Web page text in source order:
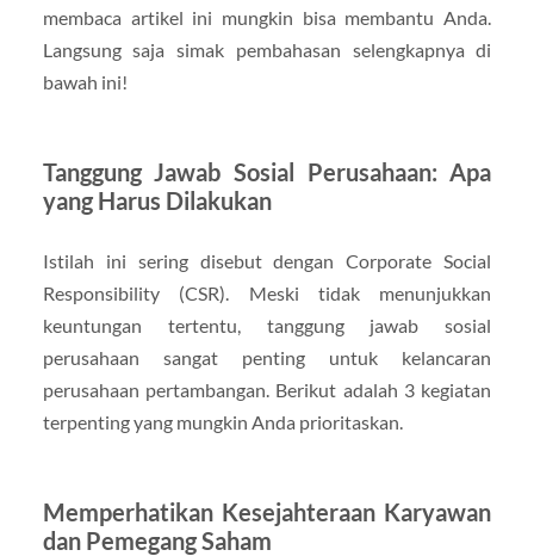
membaca artikel ini mungkin bisa membantu Anda.
Langsung saja simak pembahasan selengkapnya di
bawah ini!
Tanggung Jawab Sosial Perusahaan: Apa
yang Harus Dilakukan
Istilah ini sering disebut dengan Corporate Social
Responsibility (CSR). Meski tidak menunjukkan
keuntungan tertentu, tanggung jawab sosial
perusahaan sangat penting untuk kelancaran
perusahaan pertambangan. Berikut adalah 3 kegiatan
terpenting yang mungkin Anda prioritaskan.
Memperhatikan Kesejahteraan Karyawan
dan Pemegang Saham